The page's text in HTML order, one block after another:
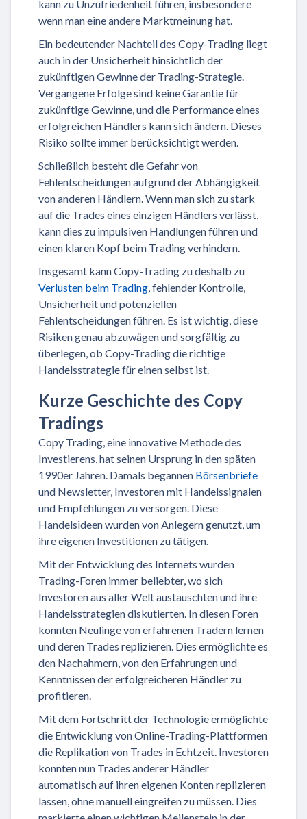
kann zu Unzufriedenheit führen, insbesondere
wenn man eine andere Marktmeinung hat.
Ein bedeutender Nachteil des Copy-Trading liegt
auch in der Unsicherheit hinsichtlich der
zukünftigen Gewinne der Trading-Strategie.
Vergangene Erfolge sind keine Garantie für
zukünftige Gewinne, und die Performance eines
erfolgreichen Händlers kann sich ändern. Dieses
Risiko sollte immer berücksichtigt werden.
Schließlich besteht die Gefahr von
Fehlentscheidungen aufgrund der Abhängigkeit
von anderen Händlern. Wenn man sich zu stark
auf die Trades eines einzigen Händlers verlässt,
kann dies zu impulsiven Handlungen führen und
einen klaren Kopf beim Trading verhindern.
Insgesamt kann Copy-Trading zu deshalb zu
Verlusten beim Trading , fehlender Kontrolle,
Unsicherheit und potenziellen
Fehlentscheidungen führen. Es ist wichtig, diese
Risiken genau abzuwägen und sorgfältig zu
überlegen, ob Copy-Trading die richtige
Handelsstrategie für einen selbst ist.
Kurze Geschichte des Copy
Tradings
Copy Trading, eine innovative Methode des
Investierens, hat seinen Ursprung in den späten
1990er Jahren. Damals begannen Börsenbriefe
und Newsletter, Investoren mit Handelssignalen
und Empfehlungen zu versorgen. Diese
Handelsideen wurden von Anlegern genutzt, um
ihre eigenen Investitionen zu tätigen.
Mit der Entwicklung des Internets wurden
Trading-Foren immer beliebter, wo sich
Investoren aus aller Welt austauschten und ihre
Handelsstrategien diskutierten. In diesen Foren
konnten Neulinge von erfahrenen Tradern lernen
und deren Trades replizieren. Dies ermöglichte es
den Nachahmern, von den Erfahrungen und
Kenntnissen der erfolgreicheren Händler zu
profitieren.
Mit dem Fortschritt der Technologie ermöglichte
die Entwicklung von Online-Trading-Plattformen
die Replikation von Trades in Echtzeit. Investoren
konnten nun Trades anderer Händler
automatisch auf ihren eigenen Konten replizieren
lassen, ohne manuell eingreifen zu müssen. Dies